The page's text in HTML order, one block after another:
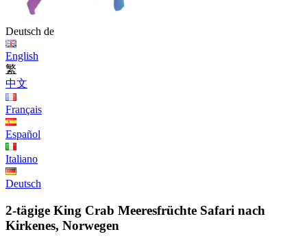
Deutsch de
English
繁
中文
Français
Español
Italiano
Deutsch
2-tägige King Crab Meeresfrüchte Safari nach
Kirkenes, Norwegen